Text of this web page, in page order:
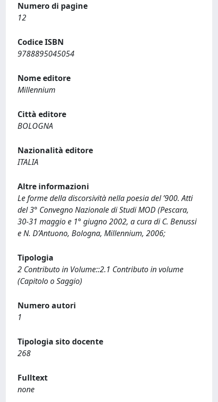
Numero di pagine
12
Codice ISBN
9788895045054
Nome editore
Millennium
Città editore
BOLOGNA
Nazionalità editore
ITALIA
Altre informazioni
Le forme della discorsività nella poesia del ’900. Atti
del 3° Convegno Nazionale di Studi MOD (Pescara,
30-31 maggio e 1° giugno 2002, a cura di C. Benussi
e N. D’Antuono, Bologna, Millennium, 2006;
Tipologia
2 Contributo in Volume::2.1 Contributo in volume
(Capitolo o Saggio)
Numero autori
1
Tipologia sito docente
268
Fulltext
none